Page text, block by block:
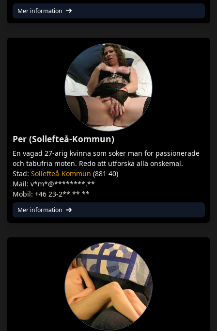
Mer information
Per (Sollefteå-Kommun)
En vagad 27-arig kvinna som soker man for passionerade
och tabufria moten. Redo att utforska alla onskemal.
Stad: Sollefteå-Kommun (881 40)
Mail: v*m*@********.**
Mobil: +46 23-2** ** **
Mer information